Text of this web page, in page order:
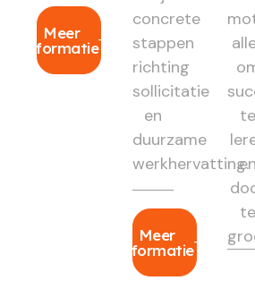
Meer
informatie
concrete
stappen
richting
sollicitatie
en
duurzame
werkhervatting.
Meer
informatie
te
en
te